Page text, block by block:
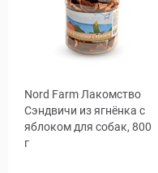
Nord Farm Лакомство
Сэндвичи из ягнёнка с
яблоком для собак, 800
г